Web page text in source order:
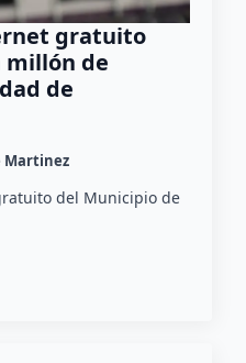
gratuito
millón de
de
Martinez
del Municipio de